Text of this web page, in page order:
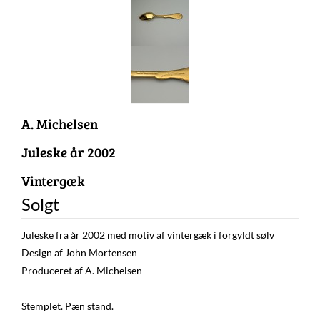
A. Michelsen
Juleske år 2002
Vintergæk
Solgt
Juleske fra år 2002 med motiv af vintergæk i forgyldt sølv
Design af John Mortensen
Produceret af A. Michelsen
Stemplet. Pæn stand.